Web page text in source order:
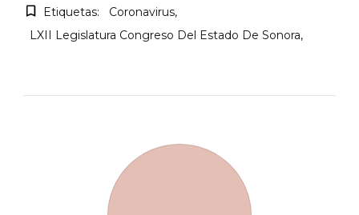
Etiquetas:
Coronavirus
LXII Legislatura Congreso Del Estado De Sonora